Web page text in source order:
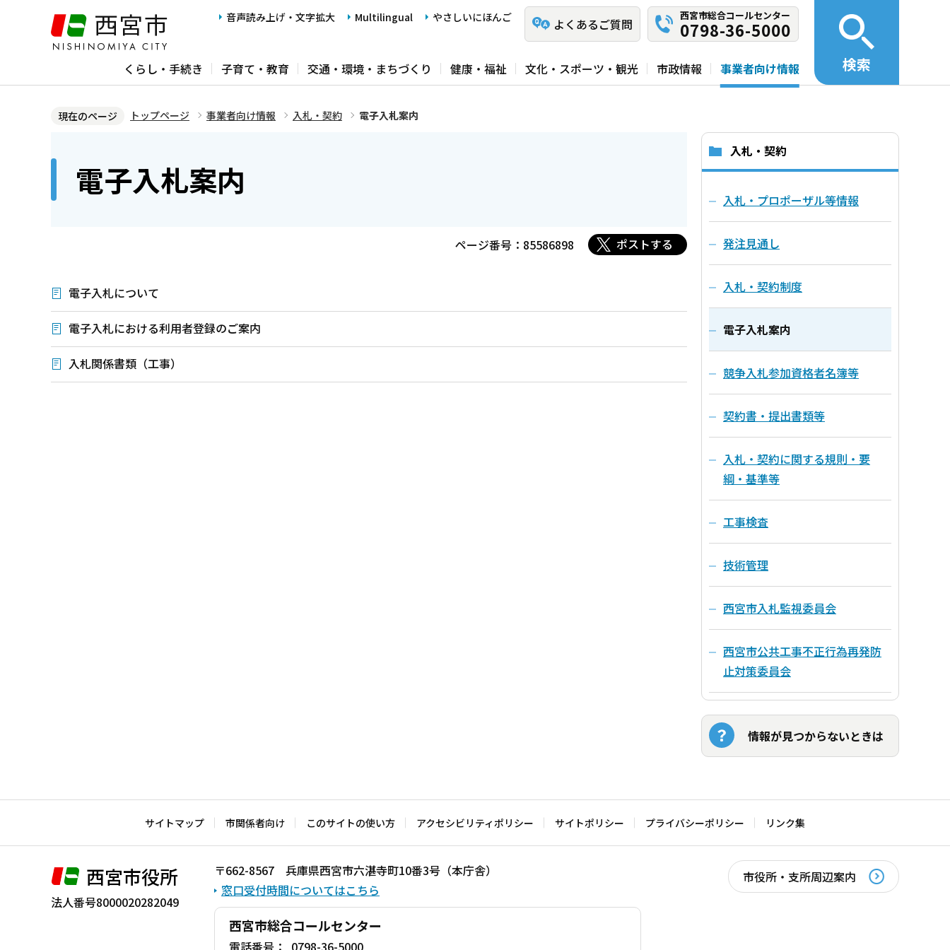
ジ
音声読み上げ・文字拡大 Multilingual やさしいにほんご よくあるご質問
西宮市総合コールセンター
0798-36-5000
くらし・手続き 子育て・教育 交通・環境・まちづくり 健康・福祉 文化・スポーツ・観光 市政情報 事業者向け情報 検索
現在のページ トップページ 事業者向け情報 入札・契約 電子入札案内
電子入札案内
ページ番号：85586898 ポストする
電子入札について
電子入札における利用者登録のご案内
入札関係書類（工事）
入札・契約
入札・プロポーザル等情報
発注見通し
入札・契約制度
電子入札案内
競争入札参加資格者名簿等
契約書・提出書類等
入札・契約に関する規則・要
綱・基準等
工事検査
技術管理
西宮市入札監視委員会
西宮市公共工事不正行為再発防
止対策委員会
情報が見つからないときは
サイトマップ 市関係者向け このサイトの使い方 アクセシビリティポリシー サイトポリシー プライバシーポリシー リンク集
西宮市役所
法人番号8000020282049
〒662-8567 兵庫県西宮市六湛寺町10番3号（本庁舎）
窓口受付時間についてはこちら
西宮市総合コールセンター
電話番号： 0798-36-5000
市役所・支所周辺案内